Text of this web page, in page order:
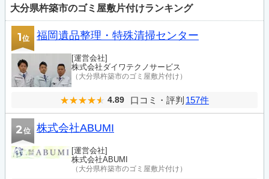
大分県杵築市のゴミ屋敷片付けランキング
1位 福岡遺品整理・特殊清掃センター
[運営会社]
株式会社ダイワテクノサービス
（大分県杵築市のゴミ屋敷片付け）
4.89 口コミ・評判 157件
2位 株式会社ABUMI
[運営会社]
株式会社ABUMI
（大分県杵築市のゴミ屋敷片付け）